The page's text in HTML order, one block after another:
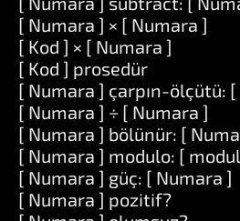
[ Numara ] × [ Numara ]
[ Kod ] × [ Numara ]
[ Kod ] prosedür
[ Numara ] çarpın-ölçütü:
[ Numara ] ÷ [ Numara ]
[ Numara ] bölünür: [
[ Numara ] modulo: [
[ Numara ] güç: [ Numara ]
[ Numara ] pozitif?